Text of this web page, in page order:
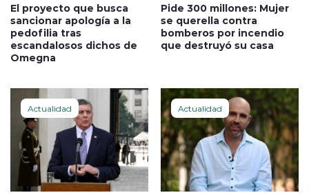
El proyecto que busca
sancionar apología a la
pedofilia tras
escandalosos dichos de
Omegna
Pide 300 millones: Mujer
se querella contra
bomberos por incendio
que destruyó su casa
Actualidad Actualidad